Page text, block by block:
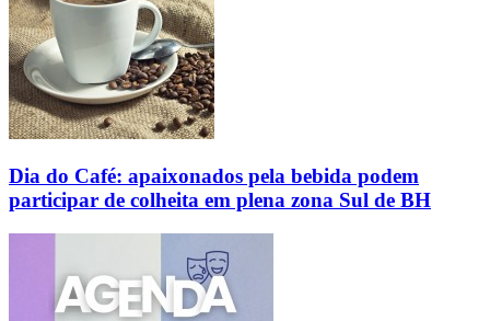
Dia do Café: apaixonados pela bebida podem
participar de colheita em plena zona Sul de BH